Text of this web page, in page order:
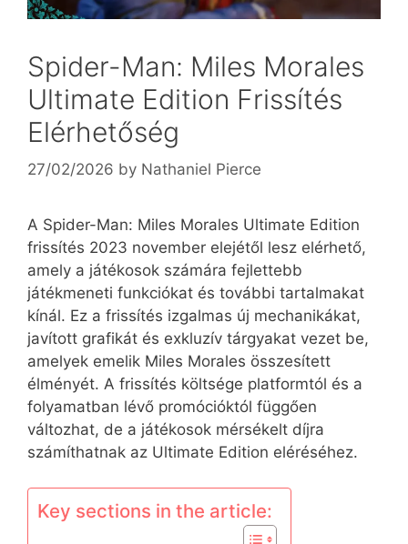
Spider-Man: Miles Morales
Ultimate Edition Frissítés
Elérhetőség
27/02/2026 by Nathaniel Pierce
A Spider-Man: Miles Morales Ultimate Edition
frissítés 2023 november elejétől lesz elérhető,
amely a játékosok számára fejlettebb
játékmeneti funkciókat és további tartalmakat
kínál. Ez a frissítés izgalmas új mechanikákat,
javított grafikát és exkluzív tárgyakat vezet be,
amelyek emelik Miles Morales összesített
élményét. A frissítés költsége platformtól és a
folyamatban lévő promócióktól függően
változhat, de a játékosok mérsékelt díjra
számíthatnak az Ultimate Edition eléréséhez.
Key sections in the article: